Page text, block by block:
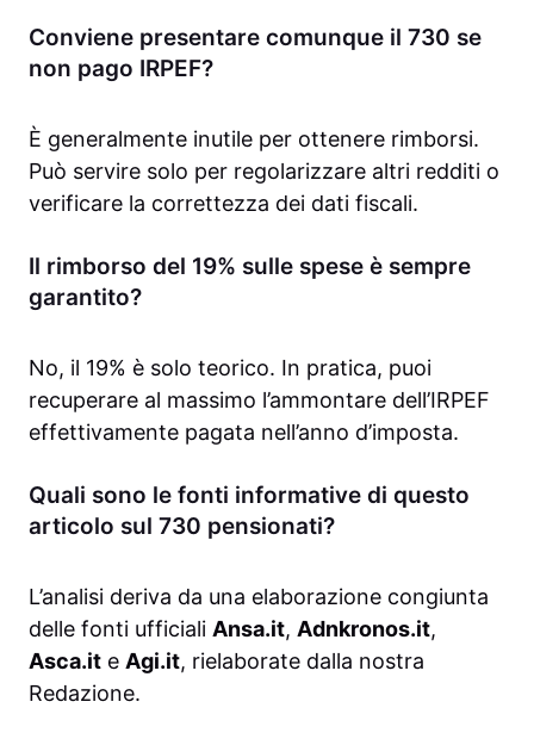
Conviene presentare comunque il 730 se
non pago IRPEF?
È generalmente inutile per ottenere rimborsi.
Può servire solo per regolarizzare altri redditi o
verificare la correttezza dei dati fiscali.
Il rimborso del 19% sulle spese è sempre
garantito?
No, il 19% è solo teorico. In pratica, puoi
recuperare al massimo l’ammontare dell’IRPEF
effettivamente pagata nell’anno d’imposta.
Quali sono le fonti informative di questo
articolo sul 730 pensionati?
L’analisi deriva da una elaborazione congiunta
delle fonti ufficiali Ansa.it, Adnkronos.it,
Asca.it e Agi.it, rielaborate dalla nostra
Redazione.